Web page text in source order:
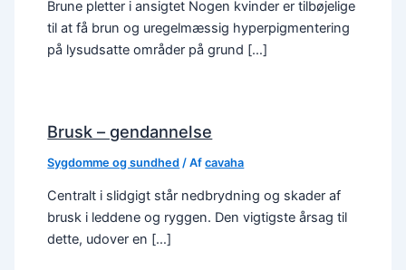
Brune pletter i ansigtet Nogen kvinder er tilbøjelige
til at få brun og uregelmæssig hyperpigmentering
på lysudsatte områder på grund […]
Brusk – gendannelse
Sygdomme og sundhed / Afcavaha
Centralt i slidgigt står nedbrydning og skader af
brusk i leddene og ryggen. Den vigtigste årsag til
dette, udover en […]